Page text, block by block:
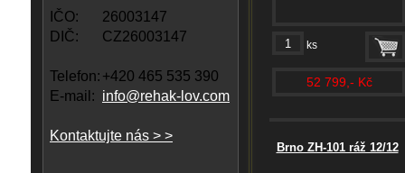
IČO:
26003147
DIČ:
CZ26003147
Telefon: +420 465 535 390
E-mail: info@rehak-lov.com
Kontaktujte nás > >
ks
52 799,- Kč
Brno ZH-101 ráž 12/12